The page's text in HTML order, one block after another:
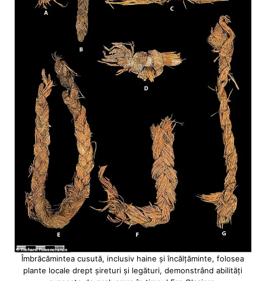
Îmbrăcămintea cusută, inclusiv haine și încălțăminte, folosea
plante locale drept șireturi și legături, demonstrând abilități